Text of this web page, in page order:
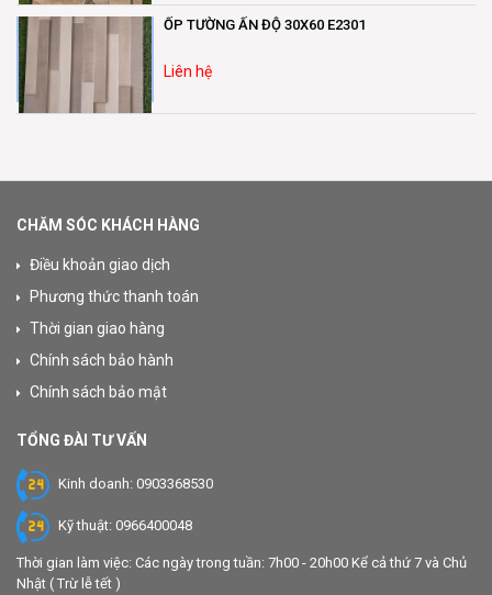
ỐP TƯỜNG ẤN ĐỘ 30X60 E2301
Liên hệ
CHĂM SÓC KHÁCH HÀNG
Điều khoản giao dịch
Phương thức thanh toán
Thời gian giao hàng
Chính sách bảo hành
Chính sách bảo mật
TỔNG ĐÀI TƯ VẤN
Kinh doanh: 0903368530
Kỹ thuật: 0966400048
Thời gian làm việc: Các ngày trong tuần: 7h00 - 20h00 Kể cả thứ 7 và Chủ
Nhật ( Trừ lễ tết )